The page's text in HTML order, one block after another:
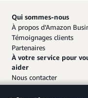
Qui sommes-nous
À propos d’Amazon
Témoignages clients
Partenaires
À votre service pour
aider
Nous contacter
Service client et